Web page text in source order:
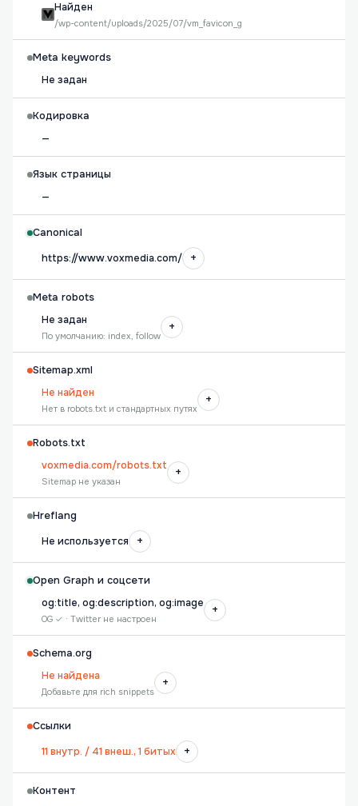
Найден
/wp-content/uploads/2025/07/vm_favicon_g
Meta keywords
Не задан
Кодировка
—
Язык страницы
—
Canonical
https://www.voxmedia.com/
+
Meta robots
Не задан
По умолчанию: index, follow
+
Sitemap.xml
Не найден
Нет в robots.txt и стандартных путях
+
Robots.txt
voxmedia.com/robots.txt
Sitemap не указан
+
Hreflang
Не используется
+
Open Graph и соцсети
og:title, og:description, og:image
OG ✓ · Twitter не настроен
+
Schema.org
Не найдена
Добавьте для rich snippets
+
Ссылки
11 внутр. / 41 внеш., 1 битых
+
Контент